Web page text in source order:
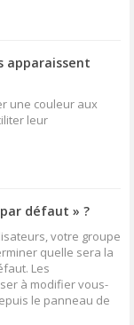
apparaissent
une couleur aux
leur
défaut » ?
votre groupe
quelle sera la
Les
à modifier vous-
le panneau de